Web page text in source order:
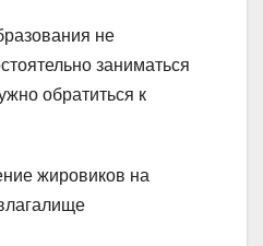
не
заниматься
обратиться к